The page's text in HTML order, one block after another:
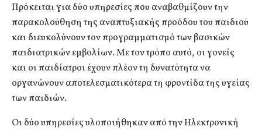
Πρόκειται για δύο υπηρεσίες που αναβαθμίζουν την
παρακολούθηση της αναπτυξιακής προόδου του παιδιού
και διευκολύνουν τον προγραμματισμό των βασικών
παιδιατρικών εμβολίων. Με τον τρόπο αυτό, οι γονείς
και οι παιδίατροι έχουν πλέον τη δυνατότητα να
οργανώνουν αποτελεσματικότερα τη φροντίδα της υγείας
των παιδιών.
Οι δύο υπηρεσίες υλοποιήθηκαν από την Ηλεκτρονική